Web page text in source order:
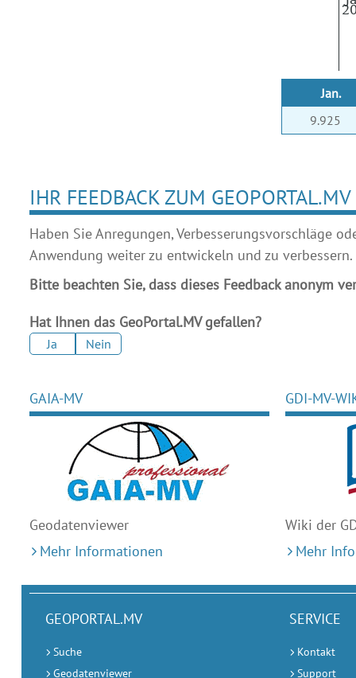
Jan.
9.925
IHR FEEDBACK ZUM GEOPORTAL.MV
Haben Sie Anregungen, Verbesserungsvorschläge
Anwendung weiter zu entwickeln und zu verbessern.
Bitte beachten Sie, dass dieses Feedback anonym
Hat Ihnen das GeoPortal.MV gefallen?
Ja Nein
GAIA-MV
Geodatenviewer
Mehr Informationen
GDI-MV-
Wiki der
Mehr
GEOPORTAL.MV
Suche
Geodatenviewer
SERVICE
Kontakt
Support